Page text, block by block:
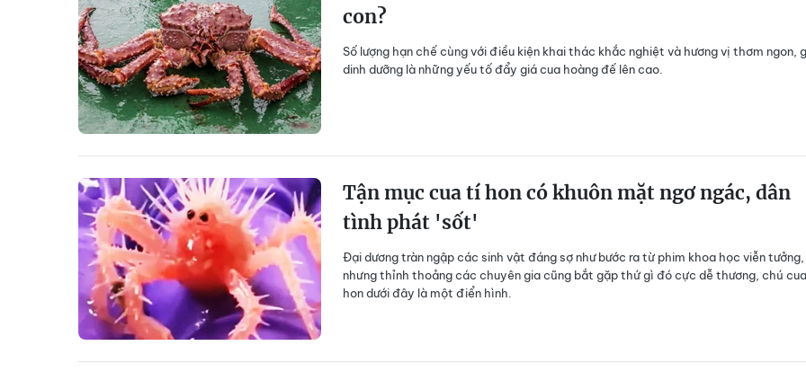
con?
Số lượng hạn chế cùng với điều kiện khai thác khắc nghiệt và hương vị thơm ngon,
dinh dưỡng là những yếu tố đẩy giá cua hoàng đế lên cao.
Tận mục cua tí hon có khuôn mặt ngơ ngác, dân
tình phát 'sốt'
Đại dương tràn ngập các sinh vật đáng sợ như bước ra từ phim khoa học viễn tưởng,
nhưng thỉnh thoảng các chuyên gia cũng bắt gặp thứ gì đó cực dễ thương, chú
hon dưới đây là một điển hình.